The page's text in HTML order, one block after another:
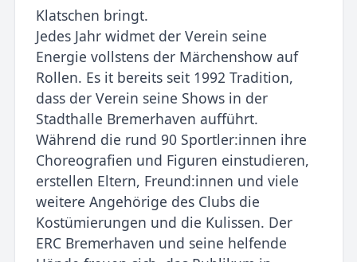
Klatschen bringt.
Jedes Jahr widmet der Verein seine
Energie vollstens der Märchenshow auf
Rollen. Es it bereits seit 1992 Tradition,
dass der Verein seine Shows in der
Stadthalle Bremerhaven aufführt.
Während die rund 90 Sportler:innen ihre
Choreografien und Figuren einstudieren,
erstellen Eltern, Freund:innen und viele
weitere Angehörige des Clubs die
Kostümierungen und die Kulissen. Der
ERC Bremerhaven und seine helfende